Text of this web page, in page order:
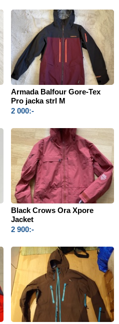
Armada Balfour Gore‑Tex
Pro jacka strl M
2 000:-
Black Crows Ora Xpore
Jacket
2 900:-